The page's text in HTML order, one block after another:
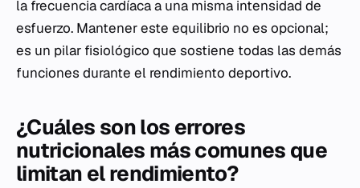
la frecuencia cardíaca a una misma intensidad de
esfuerzo. Mantener este equilibrio no es opcional;
es un pilar fisiológico que sostiene todas las demás
funciones durante el rendimiento deportivo.
¿Cuáles son los errores
nutricionales más comunes que
limitan el rendimiento?